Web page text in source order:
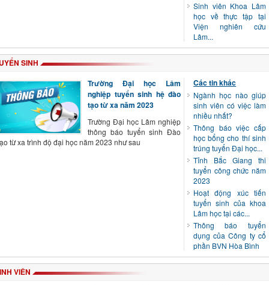
Sinh viên Khoa Lâm
học về thực tập tại
Viện nghiên cứu
Lâm...
SINH
Trường Đại học Lâm
nghiệp tuyển sinh hệ đào
tạo từ xa năm 2023
Trường Đại học Lâm nghiệp
thông báo tuyển sinh Đào
từ xa trình độ đại học năm 2023 như sau
Các tin khác
Ngành học nào giúp
sinh viên có việc làm
nhiều nhất?
Thông báo việc cấp
học bổng cho thí sinh
trúng tuyển Đại học...
Tỉnh Bắc Giang thi
tuyển công chức năm
2023
Hoạt động xúc tiến
tuyển sinh của khoa
Lâm học tại các...
Thông báo tuyển
dụng của Công ty cổ
phần BVN Hòa Bình
VIÊN